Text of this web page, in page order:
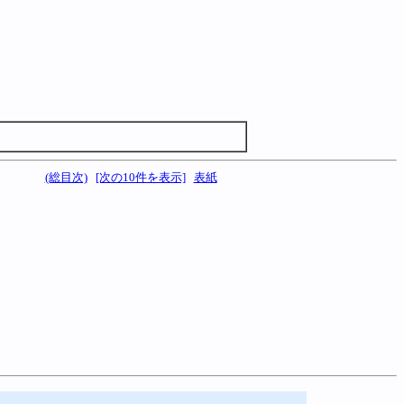
(総目次) [次の10件を表示] 表紙